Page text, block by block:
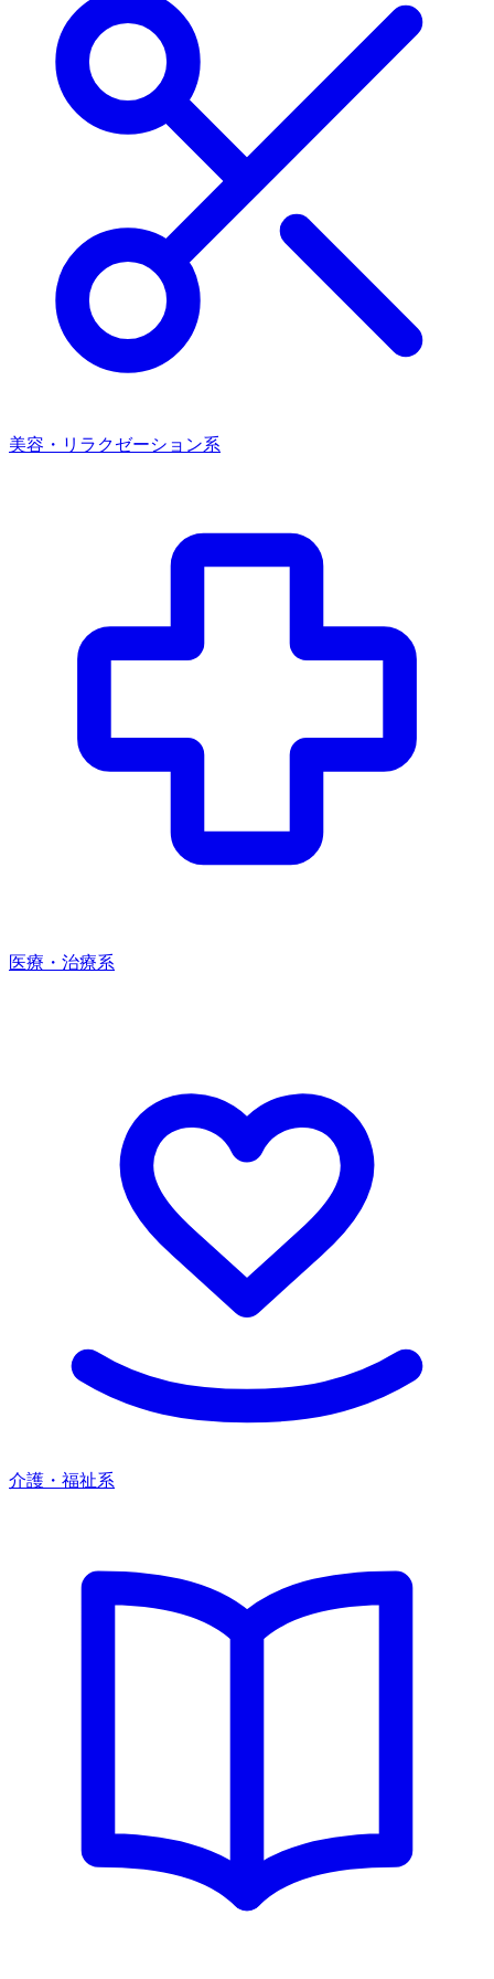
美容・リラクゼーション系
医療・治療系
介護・福祉系